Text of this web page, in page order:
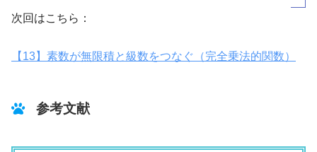
次回はこちら：
【13】素数が無限積と級数をつなぐ（完全乗法的関数）
参考文献